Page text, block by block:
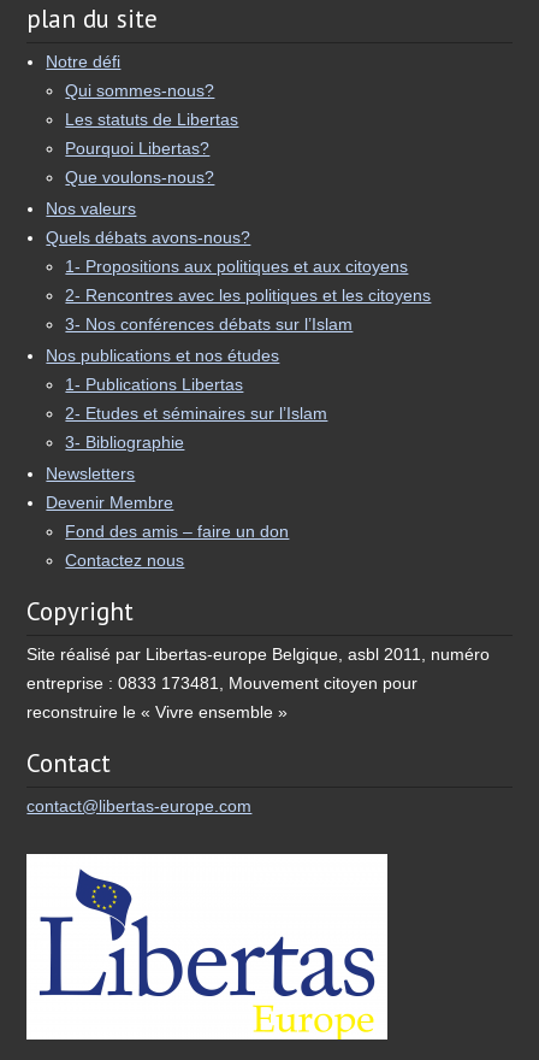
plan du site
Notre défi
Qui sommes-nous?
Les statuts de Libertas
Pourquoi Libertas?
Que voulons-nous?
Nos valeurs
Quels débats avons-nous?
1- Propositions aux politiques et aux citoyens
2- Rencontres avec les politiques et les citoyens
3- Nos conférences débats sur l’Islam
Nos publications et nos études
1- Publications Libertas
2- Etudes et séminaires sur l’Islam
3- Bibliographie
Newsletters
Devenir Membre
Fond des amis – faire un don
Contactez nous
Copyright
Site réalisé par Libertas-europe Belgique, asbl 2011, numéro
entreprise : 0833 173481, Mouvement citoyen pour
reconstruire le « Vivre ensemble »
Contact
contact@libertas-europe.com